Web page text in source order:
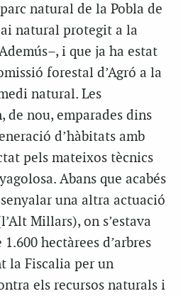
natural de la Pobla de
natural protegit a la
i que ja ha estat
forestal d’Agró a la
natural. Les
de nou, emparades dins
d’hàbitats amb
pels mateixos tècnics
Abans que acabés
una altra actuació
Millars), on s’estava
hectàrees d’arbres
la Fiscalia per un
els recursos naturals i